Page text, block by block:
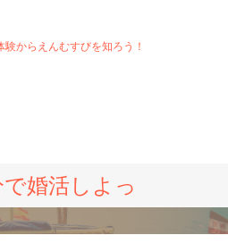
験からえんむすびを知ろう！
婚活しよっ